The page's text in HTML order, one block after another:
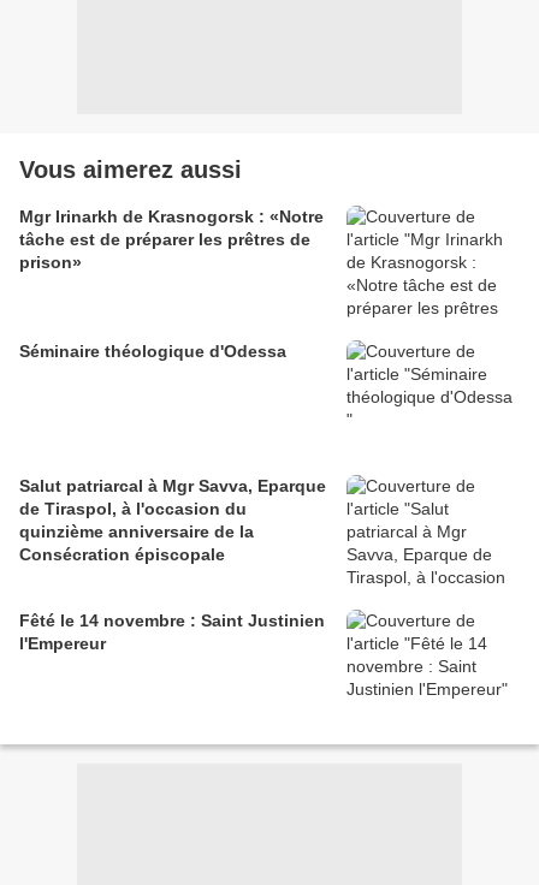
Vous aimerez aussi
Mgr Irinarkh de Krasnogorsk : «Notre
tâche est de préparer les prêtres de
prison»
Séminaire théologique d'Odessa
Salut patriarcal à Mgr Savva, Eparque
de Tiraspol, à l'occasion du
quinzième anniversaire de la
Consécration épiscopale
Fêté le 14 novembre : Saint Justinien
l'Empereur